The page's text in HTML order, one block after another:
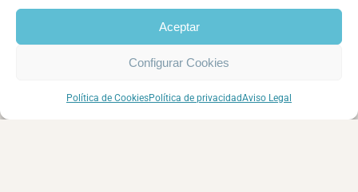
Aceptar
Configurar Cookies
Política de CookiesPolítica de privacidadAviso Legal